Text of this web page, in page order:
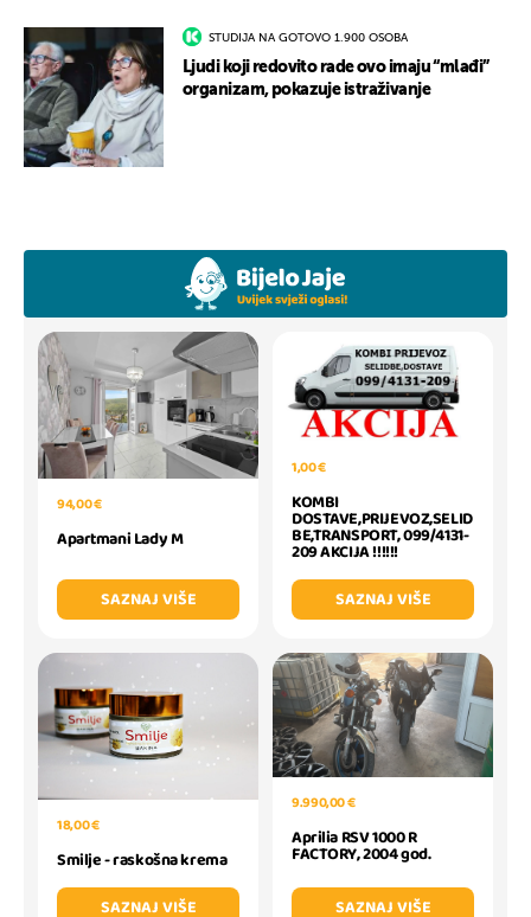
STUDIJA NA GOTOVO 1.900 OSOBA
Ljudi koji redovito rade ovo imaju “mlađi”
organizam, pokazuje istraživanje
94,00 €
Apartmani Lady M
SAZNAJ VIŠE
1,00 €
KOMBI
DOSTAVE,PRIJEVOZ,SELID
BE,TRANSPORT, 099/4131-
209 AKCIJA !!!!!!
SAZNAJ VIŠE
18,00 €
Smilje - raskošna krema
SAZNAJ VIŠE
9.990,00 €
Aprilia RSV 1000 R
FACTORY, 2004 god.
SAZNAJ VIŠE